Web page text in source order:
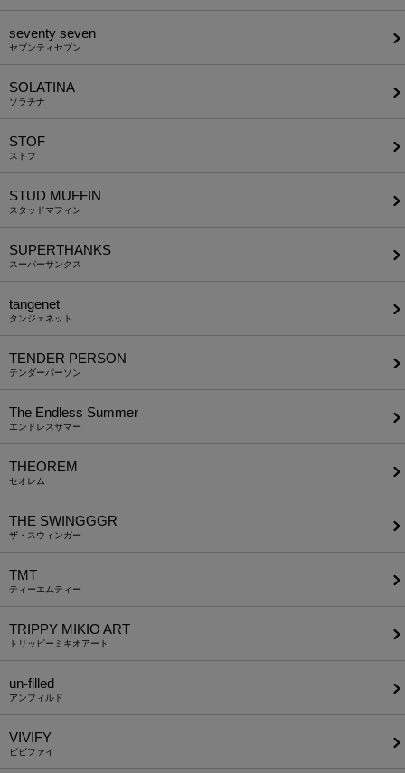
seventy seven
セブンティセブン
SOLATINA
ソラチナ
STOF
ストフ
STUD MUFFIN
スタッドマフィン
SUPERTHANKS
スーパーサンクス
tangenet
タンジェネット
TENDER PERSON
テンダーパーソン
The Endless Summer
エンドレスサマー
THEOREM
セオレム
THE SWINGGGR
ザ・スウィンガー
TMT
ティーエムティー
TRIPPY MIKIO ART
トリッピーミキオアート
un-filled
アンフィルド
VIVIFY
ビビファイ